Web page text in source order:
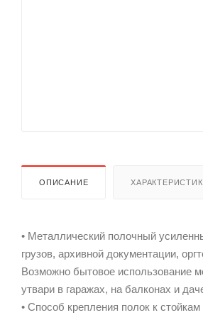
ОПИСАНИЕ
• Металлический полочный
грузов, архивной документации,
Возможно бытовое использование
утвари в гаражах, на балконах и
• Способ крепления полок к